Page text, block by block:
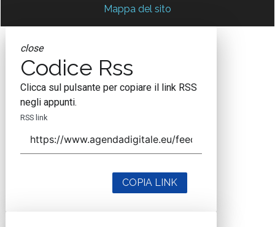
Mappa del sito
close
Codice Rss
Clicca sul pulsante per copiare il link RSS
negli appunti.
RSS link
COPIA LINK